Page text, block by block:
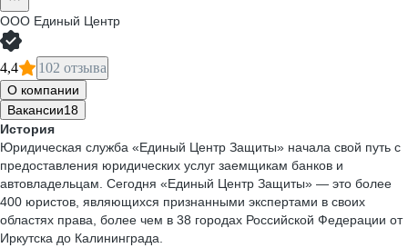
ООО Единый Центр
4,4 102 отзыва
О компании
Вакансии18
История
Юридическая служба «Единый Центр Защиты» начала свой путь с
предоставления юридических услуг заемщикам банков и
автовладельцам. Сегодня «Единый Центр Защиты» — это более
400 юристов, являющихся признанными экспертами в своих
областях права, более чем в 38 городах Российской Федерации от
Иркутска до Калининграда.